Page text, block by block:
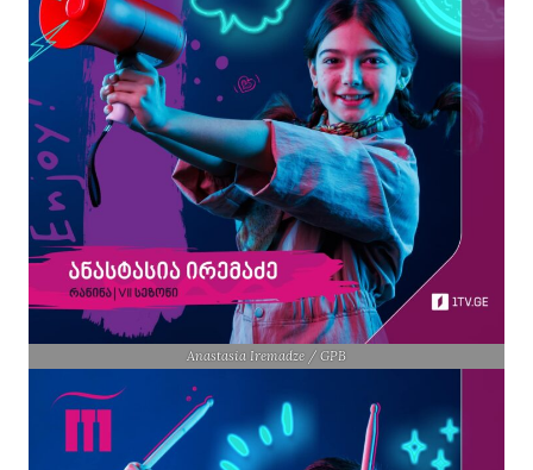
Anastasia Iremadze / GPB